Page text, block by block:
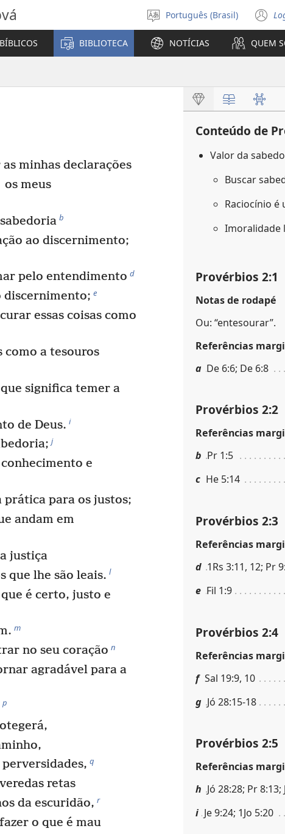
Selecione
o
idioma
Português (Brasil)
BIBLIOTECA NOTÍCIAS QUEM
minhas declarações
os meus
b
ao discernimento;
pelo entendimento d
discernimento; e
essas coisas como
como a tesouros
significa temer a
de Deus. i
j
e
para os justos;
andam em
justiça
que lhe são leais. l
é certo, justo e
m
no seu coração n
agradável para a
p
q
retas
da escuridão, r
o que é mau
Conteúdo de
Valor da
Buscar
Raciocínio é
Imoralidade
Provérbios 2:1
Notas de rodapé
Ou: “entesourar”.
Referências
a De 6:6; De 6:8
Provérbios 2:2
Referências
b Pr 1:5
c He 5:14
Provérbios 2:3
Referências
d 1Rs 3:11, 12; Pr
e Fil 1:9
Provérbios 2:4
Referências
f Sal 19:9, 10
g Jó 28:15-18
Provérbios 2:5
Referências
h Jó 28:28; Pr 8:13;
i Je 9:24; 1Jo 5:20